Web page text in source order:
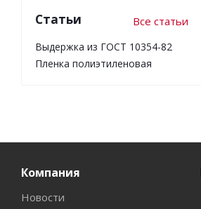
Статьи Все статьи
Выдержка из ГОСТ 10354-82
Пленка полиэтиленовая
Компания
Новости